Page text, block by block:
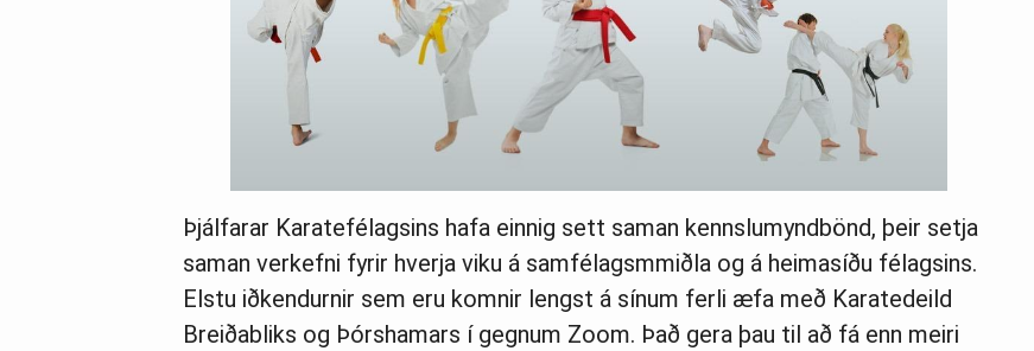
Þjálfarar Karatefélagsins hafa einnig sett saman kennslumyndbönd, þeir setja
saman verkefni fyrir hverja viku á samfélagsmmiðla og á heimasíðu félagsins.
Elstu iðkendurnir sem eru komnir lengst á sínum ferli æfa með Karatedeild
Breiðabliks og Þórshamars í gegnum Zoom. Það gera þau til að fá enn meiri